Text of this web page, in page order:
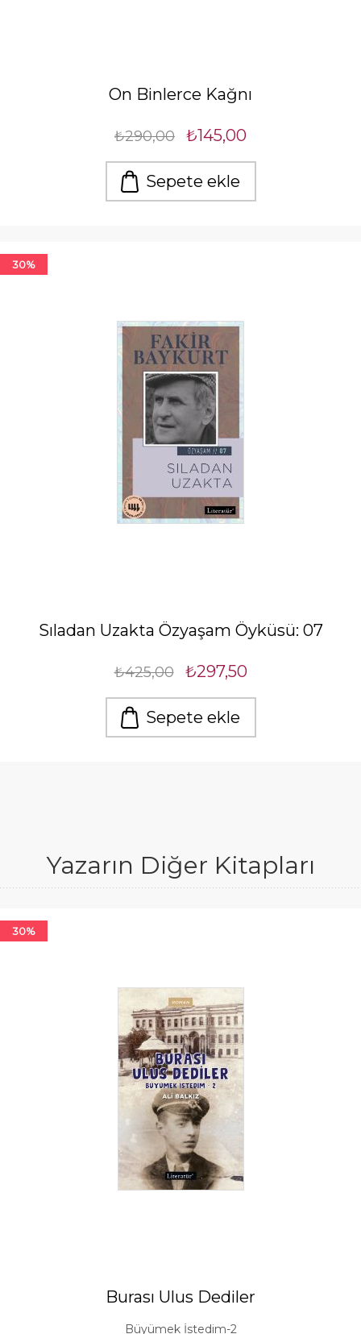
On Binlerce Kağnı
₺290,00 ₺145,00
Sepete ekle
30%
Sıladan Uzakta Özyaşam Öyküsü: 07
₺425,00 ₺297,50
Sepete ekle
Yazarın Diğer Kitapları
30%
Burası Ulus Dediler
Büyümek İstedim-2